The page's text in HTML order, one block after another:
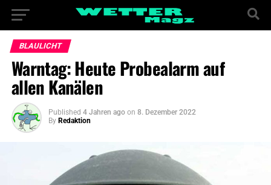
BLAULICHT
Warntag: Heute Probealarm auf
allen Kanälen
Published 4 Jahren ago on 8. Dezember 2022
By Redaktion